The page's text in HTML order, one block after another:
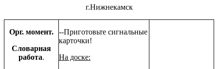
г.Нижнекамск
Орг. момент.
Словарная
работа.
--Приготовьте сигнальные
карточки!
На доске: